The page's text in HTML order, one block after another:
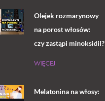
Olejek rozmarynowy
na porost włosów:
czy zastąpi minoksidil?
WIĘCEJ
Melatonina na włosy: